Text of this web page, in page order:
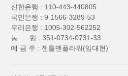
신한은행 : 110-443-440805
국민은행 : 9-1566-3289-53
우리은행 : 1005-302-562252
농 협 : 351-0734-0731-33
예 금 주 : 젠틀맨플라워(임대현)